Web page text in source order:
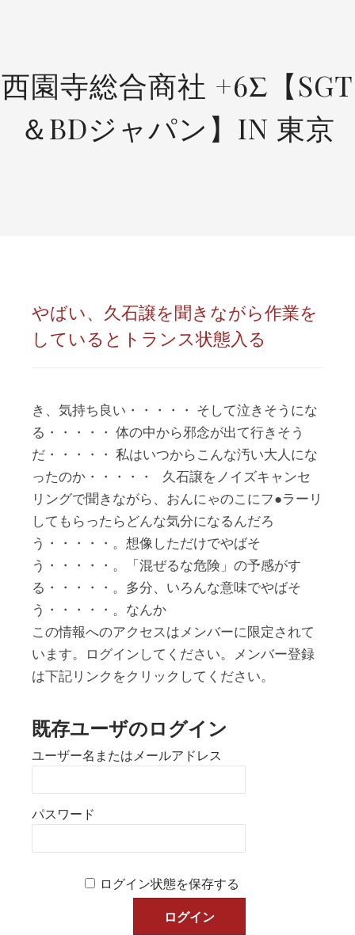
西園寺総合商社 +6Σ【SGT
＆BDジャパン】IN 東京
やばい、久石譲を聞きながら作業を
しているとトランス状態入る
き、気持ち良い・・・・・ そして泣きそうにな
る・・・・・ 体の中から邪念が出て行きそう
だ・・・・・ 私はいつからこんな汚い大人にな
ったのか・・・・・ 久石譲をノイズキャンセ
リングで聞きながら、おんにゃのこにフ●ラーリ
してもらったらどんな気分になるんだろ
う・・・・・。想像しただけでやばそ
う・・・・・。「混ぜるな危険」の予感がす
る・・・・・。多分、いろんな意味でやばそ
う・・・・・。なんか
この情報へのアクセスはメンバーに限定されて
います。ログインしてください。メンバー登録
は下記リンクをクリックしてください。
既存ユーザのログイン
ユーザー名またはメールアドレス
パスワード
ログイン状態を保存する